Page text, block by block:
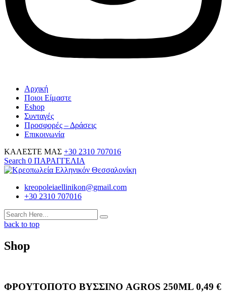
Αρχική
Ποιοι Είμαστε
Eshop
Συνταγές
Προσφορές – Δράσεις
Επικοινωνία
ΚΑΛΕΣΤΕ ΜΑΣ +30 2310 707016
Search 0 ΠΑΡΑΓΓΕΛΙΑ
kreopoleiaellinikon@gmail.com
+30 2310 707016
back to top
Shop
ΦΡΟΥΤΟΠΟΤΟ ΒΥΣΣΙΝΟ AGROS 250ML 0,49 €